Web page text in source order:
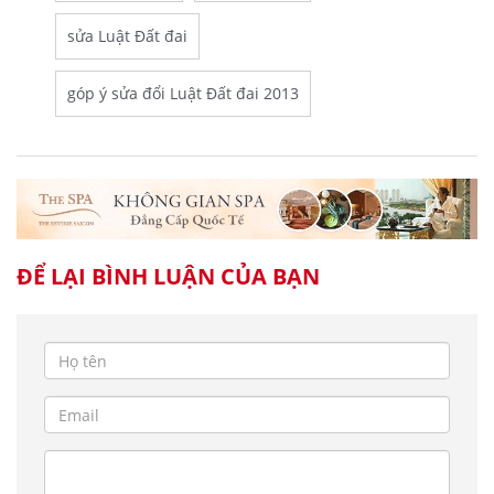
sửa Luật Đất đai
góp ý sửa đổi Luật Đất đai 2013
ĐỂ LẠI BÌNH LUẬN CỦA BẠN